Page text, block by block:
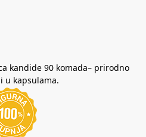
kandide 90 komada– prirodno
u kapsulama.